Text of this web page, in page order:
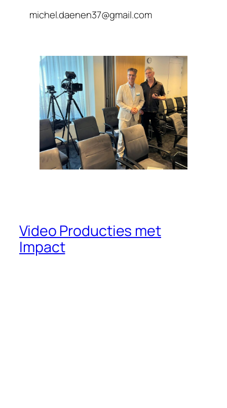
michel.daenen37@gmail.com
Video Producties met
Impact